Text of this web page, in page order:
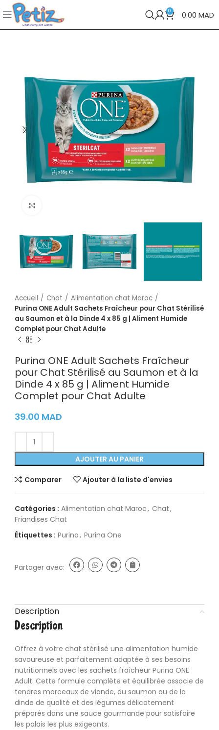
0 0.00 MAD
Accueil Chat
Alimentation chat Maroc
Purina ONE Adult Sachets Fraîcheur pour Chat Stérilisé
au Saumon et à la Dinde 4 x 85 g | Aliment Humide
Complet pour Chat Adulte
Purina ONE Adult Sachets Fraîcheur
pour Chat Stérilisé au Saumon et à la
Dinde 4 x 85 g | Aliment Humide
Complet pour Chat Adulte
39.00 MAD
AJOUTER AU PANIER
Comparer Ajouter à la liste d'envies
Catégories : Alimentation chat Maroc, Chat,
Friandises Chat
Étiquettes : Purina, Purina One
Partager avec:
Description
Description
Offrez à votre chat stérilisé une alimentation humide
savoureuse et parfaitement adaptée à ses besoins
nutritionnels avec les sachets fraîcheur Purina ONE
Adult. Cette formule complète et équilibrée associe de
tendres morceaux de viande, du saumon ou de la
dinde de qualité et des légumes délicatement
préparés dans une sauce gourmande pour satisfaire
les palais les plus exigeants.